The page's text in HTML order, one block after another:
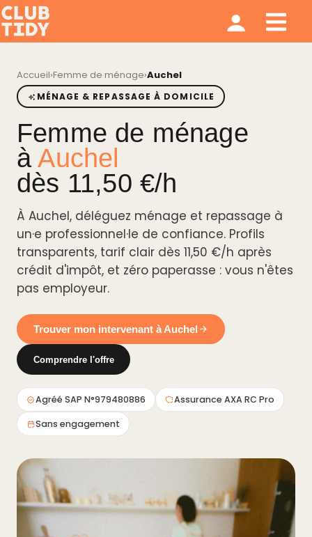
Accueil›Femme de ménage›Auchel
MÉNAGE & REPASSAGE À DOMICILE
Femme de ménage
àAuchel
dès 11,50 €/h
À Auchel, déléguez ménage et repassage à
un·e professionnel·le de confiance. Profils
transparents, tarif clair dès 11,50 €/h après
crédit d'impôt, et zéro paperasse : vous n'êtes
pas employeur.
Trouver mon intervenant à Auchel
Comprendre l'offre
Agréé SAP N°979480886 Assurance AXA RC Pro
Sans engagement